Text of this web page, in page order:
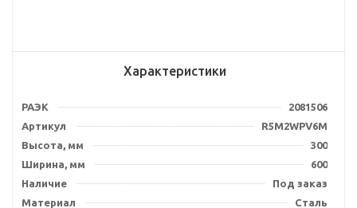
Характеристики
РАЭК
2081506
Артикул
R5M2WPV6M
Высота, мм
300
Ширина, мм
600
Наличие
Под заказ
Материал
Сталь